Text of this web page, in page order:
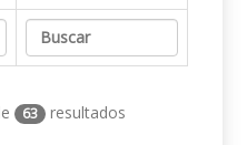
63 resultados